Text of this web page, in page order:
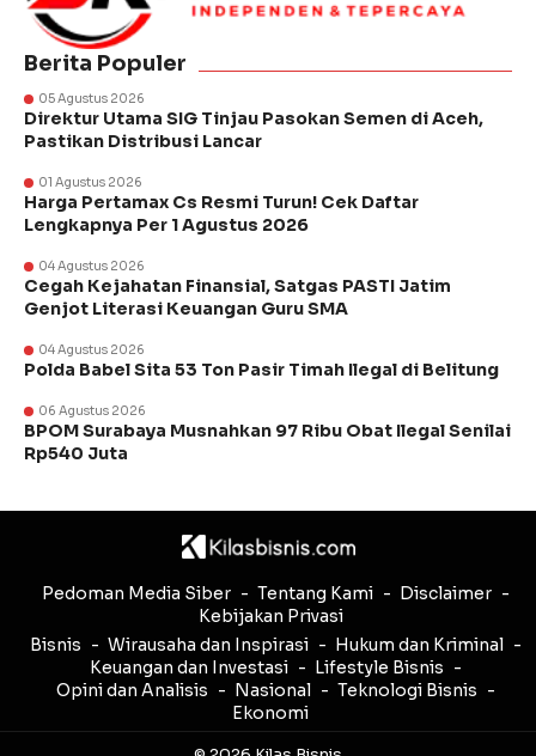
Berita Populer
05 Agustus 2026
Direktur Utama SIG Tinjau Pasokan Semen di Aceh,
Pastikan Distribusi Lancar
01 Agustus 2026
Harga Pertamax Cs Resmi Turun! Cek Daftar
Lengkapnya Per 1 Agustus 2026
04 Agustus 2026
Cegah Kejahatan Finansial, Satgas PASTI Jatim
Genjot Literasi Keuangan Guru SMA
04 Agustus 2026
Polda Babel Sita 53 Ton Pasir Timah Ilegal di Belitung
06 Agustus 2026
BPOM Surabaya Musnahkan 97 Ribu Obat Ilegal Senilai
Rp540 Juta
Pedoman Media Siber Tentang Kami
Disclaimer
Kebijakan Privasi
Bisnis
Wirausaha dan Inspirasi
Hukum dan Kriminal
Keuangan dan Investasi
Lifestyle Bisnis
Opini dan Analisis
Nasional
Teknologi Bisnis
Ekonomi